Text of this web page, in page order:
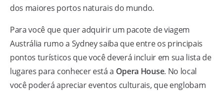
dos maiores portos naturais do mundo.
Para você que quer adquirir um pacote de viagem
Austrália rumo a Sydney saiba que entre os principais
pontos turísticos que você deverá incluir em sua lista de
lugares para conhecer está a Opera House. No local
você poderá apreciar eventos culturais, que englobam